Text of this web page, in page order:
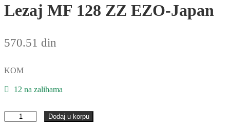
Lezaj MF 128 ZZ EZO-Japan
570.51 din
KOM
12 na zalihama
Lezaj
MF
Dodaj u korpu